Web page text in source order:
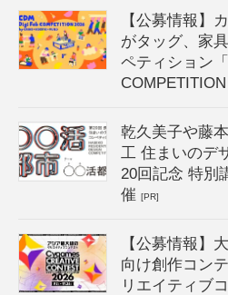
【公募情報】
がタッグ、家
ペティション
乾久美子や藤
工 住まいのデ
20回記念 特別
催[PR]
【公募情報】
向け創作コン
リエイティブ